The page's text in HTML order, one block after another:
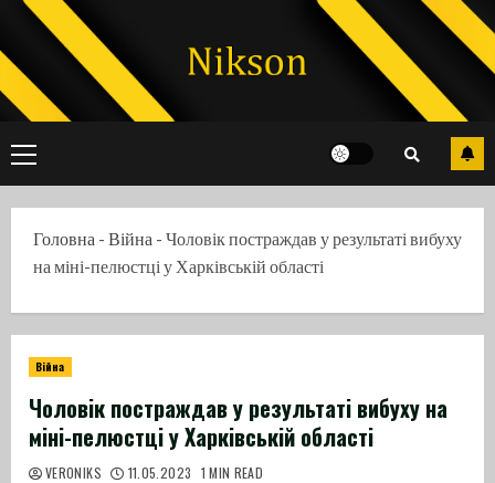
Skip
content
Primary
Menu
Головна - Війна - Чоловік постраждав у результаті вибуху
на міні-пелюстці у Харківській області
Війна
Чоловік постраждав у результаті вибуху на
міні-пелюстці у Харківській області
VERONIKS 11.05.2023 1 MIN READ